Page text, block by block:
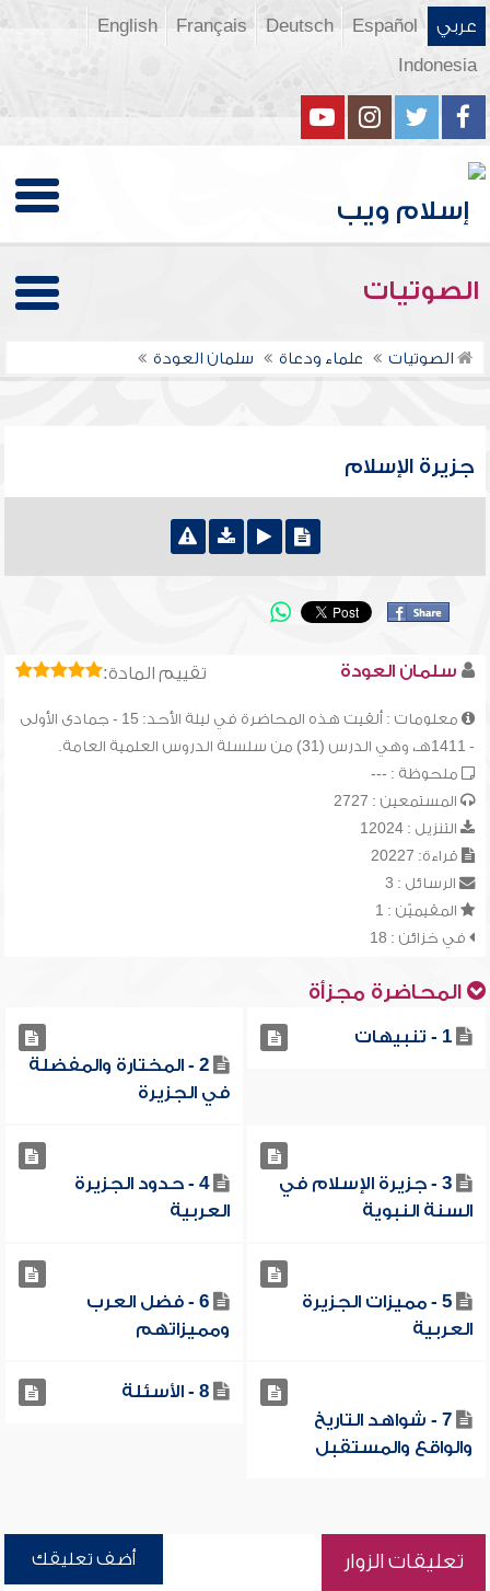
عربي Español
Deutsch
Français
English
Indonesia
الصوتيات
الصوتيات علماء ودعاة سلمان العودة
جزيرة الإسلام
تقييم المادة: سلمان العودة
معلومات : ألقيت هذه المحاضرة في ليلة الأحد: 15 - جمادى الأولى
- 1411هـ، وهي الدرس (31) من سلسلة الدروس العلمية العامة.
ملحوظة : ---
المستمعين : 2727
التنزيل : 12024
قراءة: 20227
الرسائل : 3
المقيميّن : 1
في خزائن : 18
المحاضرة مجزأة
1 - تنبيهات
2 - المختارة والمفضلة
في الجزيرة
3 - جزيرة الإسلام في
السنة النبوية
4 - حدود الجزيرة
العربية
5 - مميزات الجزيرة
العربية
6 - فضل العرب
ومميزاتهم
7 - شواهد التاريخ
والواقع والمستقبل
8 - الأسئلة
تعليقات الزوار أضف تعليقك